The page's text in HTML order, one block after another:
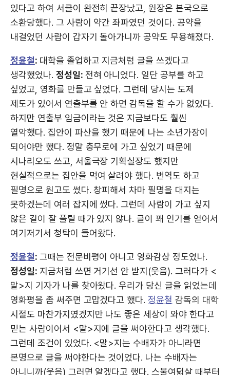
있다고 하여 서클이 완전히 끝장났고, 원장은 본국으로
소환당했다. 그 사람이 약간 좌파였던 것이다. 공약을
내걸었던 사람이 갑자기 돌아가니까 공약도 무용해졌다.
정윤철: 대학을 졸업하고 지금처럼 글을 쓰겠다고
생각했었나. 정성일: 전혀 아니었다. 일단 공부를 하고
싶었고, 영화를 만들고 싶었다. 그런데 당시는 도제
제도가 있어서 연출부를 안 하면 감독을 할 수가 없었다.
하지만 연출부 임금이라는 것은 지금보다도 훨씬
열악했다. 집안이 파산을 했기 때문에 나는 소년가장이
되어야만 했다. 정말 충무로에 가고 싶었기 때문에
시나리오도 쓰고, 서울극장 기획실장도 했지만
현실적으로는 집안을 먹여 살려야 했다. 번역도 하고
필명으로 원고도 썼다. 창피해서 차마 필명을 대지는
못하겠는데 여러 잡지에 썼다. 그런데 사람이 가고 싶지
않은 길이 잘 풀릴 때가 있지 않나. 글이 꽤 인기를 얻어서
여기저기서 청탁이 들어왔다.
정윤철: 그때는 전문비평이 아니고 영화감상 정도였나.
정성일: 지금처럼 쓰면 거기선 안 받지(웃음). 그러다가 <
말>지 기자가 나를 찾아왔다. 우리가 당신 글을 읽었는데
영화평을 좀 써주면 고맙겠다고 했다.정윤철 감독의 대학
시절도 마찬가지였겠지만 나도 좋은 세상이 와야 한다고
믿는 사람이어서 <말>지에 글을 써야한다고 생각했다.
그런데 조건이 있었다. <말>지는 수배자가 아니라면
본명으로 글을 써야한다는 것이었다. 나는 수배자는
아니니까(웃음) 그러면 알겠다고 했다. 스물여덟살 때부터